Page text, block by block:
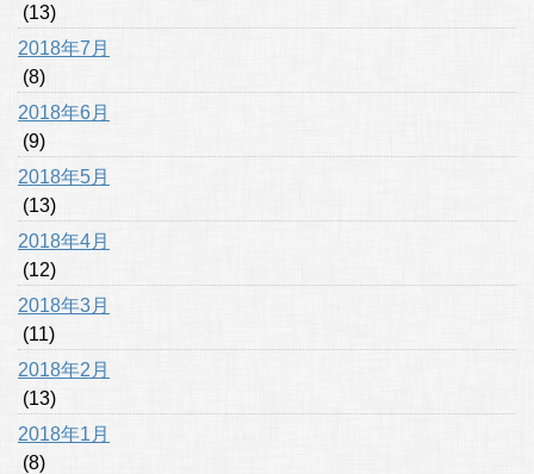
(13)
2018年7月
(8)
2018年6月
(9)
2018年5月
(13)
2018年4月
(12)
2018年3月
(11)
2018年2月
(13)
2018年1月
(8)